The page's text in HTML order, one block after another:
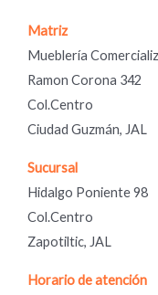
Matriz
Mueblería
Ramon Corona 342
Col.Centro
Ciudad Guzmán, JAL
Sucursal
Hidalgo Poniente 98
Col.Centro
Zapotiltic, JAL
Horario de atención